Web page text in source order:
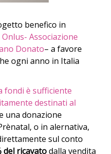
benefico in
Onlus- Associazione
Donato– a favore
ogni anno in Italia
fondi è sufficiente
destinati al
una donazione
o in alernativa,
sul conto
del ricavatodalla vendita